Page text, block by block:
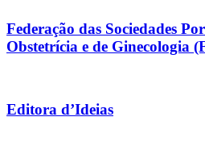
Federação das Sociedades
Obstetrícia e de Ginecologia
Editora d’Ideias